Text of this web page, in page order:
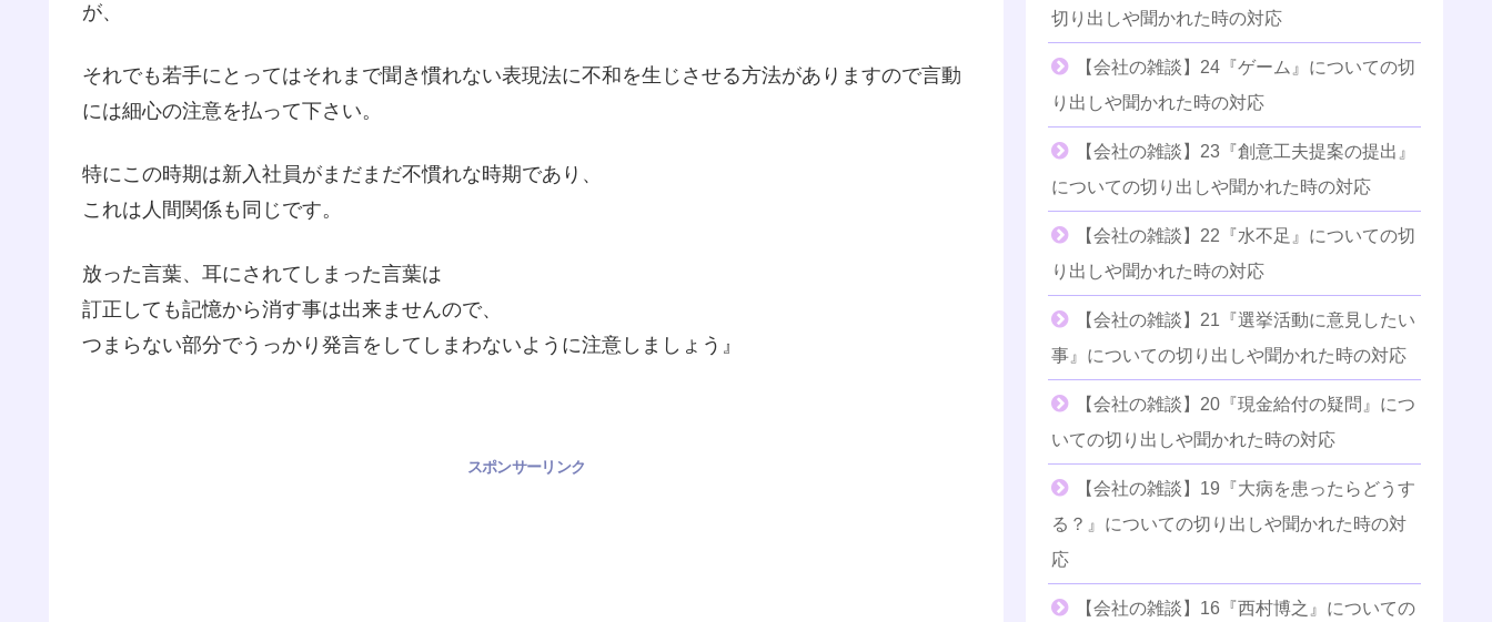
が、
それでも若手にとってはそれまで聞き慣れない表現法に不和を生じさせる方法がありますので言動
には細心の注意を払って下さい。
特にこの時期は新入社員がまだまだ不慣れな時期であり、
これは人間関係も同じです。
放った言葉、耳にされてしまった言葉は
訂正しても記憶から消す事は出来ませんので、
つまらない部分でうっかり発言をしてしまわないように注意しましょう』
スポンサーリンク
切り出しや聞かれた時の対応
【会社の雑談】24『ゲーム』についての切
り出しや聞かれた時の対応
【会社の雑談】23『創意工夫提案の提出』
についての切り出しや聞かれた時の対応
【会社の雑談】22『水不足』についての切
り出しや聞かれた時の対応
【会社の雑談】21『選挙活動に意見したい
事』についての切り出しや聞かれた時の対応
【会社の雑談】20『現金給付の疑問』につ
いての切り出しや聞かれた時の対応
【会社の雑談】19『大病を患ったらどうす
る？』についての切り出しや聞かれた時の対
応
【会社の雑談】16『西村博之』についての